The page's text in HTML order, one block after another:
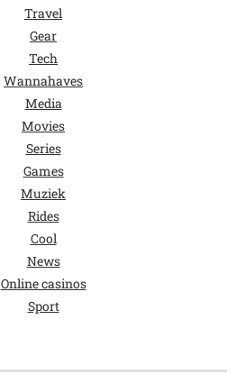
Travel
Gear
Tech
Wannahaves
Media
Movies
Series
Games
Muziek
Rides
Cool
News
Online casinos
Sport